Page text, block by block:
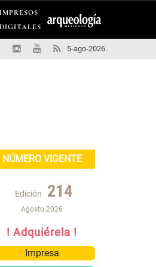
5-ago-2026.
NÚMERO VIGENTE
Edición 214
Agosto 2026
! Adquiérela !
Impresa